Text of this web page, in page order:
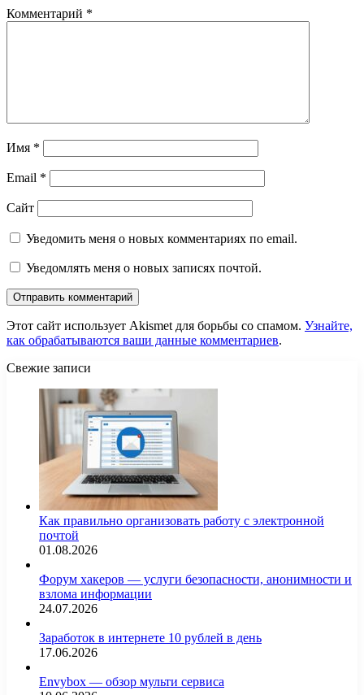
Комментарий *
Имя *
Email *
Сайт
Уведомить меня о новых комментариях по email.
Уведомлять меня о новых записях почтой.
Этот сайт использует Akismet для борьбы со спамом. Узнайте,
как обрабатываются ваши данные комментариев.
Свежие записи
Как правильно организовать работу с электронной
почтой
01.08.2026
Форум хакеров — услуги безопасности, анонимности и
взлома информации
24.07.2026
Заработок в интернете 10 рублей в день
17.06.2026
Envybox — обзор мульти сервиса